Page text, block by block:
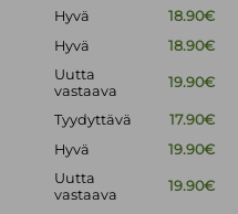
Hyvä
18.90€
Hyvä 18.90€
Uutta
vastaava
19.90€
Tyydyttävä
17.90€
Hyvä 19.90€
Uutta
vastaava
19.90€